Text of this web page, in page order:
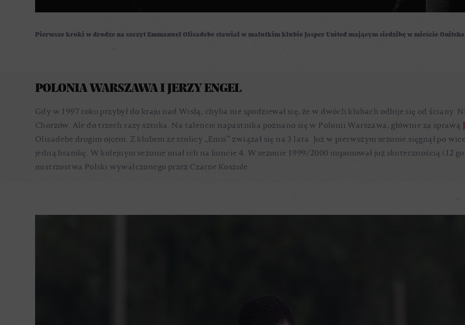
Pierwsze kroki w drodze na szczyt Emmanuel Olisadebe stawiał w malutkim klubie Jasper United mającym siedzibę w mieście Onitsha.
POLONIA WARSZAWA I JERZY ENGEL
Gdy w 1997 roku przybył do kraju nad Wisłą, chyba nie spodziewał się, że w dwóch klubach odbije się od ściany.
Chorzów. Ale do trzech razy sztuka. Na talencie napastnika poznano się w Polonii Warszawa, głównie za sprawą
Olisadebe drugim ojcem. Z klubem ze stolicy „Emsi” związał się na 3 lata. Już w pierwszym sezonie sięgnął po
jedną bramkę. W kolejnym sezonie miał ich na koncie 4. W sezonie 1999/2000 imponował już skutecznością (12
mistrzostwa Polski wywalczonego przez Czarne Koszule.